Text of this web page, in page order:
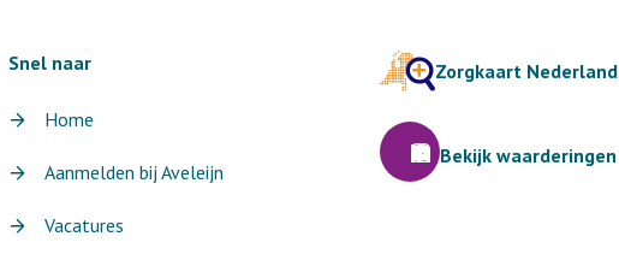
Snel naar
Home
Aanmelden bij Aveleijn
Vacatures
Zorgkaart Nederland
Bekijk waarderingen